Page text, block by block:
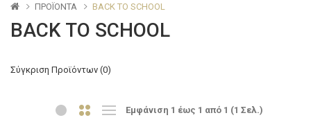
ΠΡΟΪΟΝΤΑ BACK TO SCHOOL
BACK TO SCHOOL
Σύγκριση Προϊόντων (0)
Εμφάνιση 1 έως 1 από 1 (1 Σελ.)